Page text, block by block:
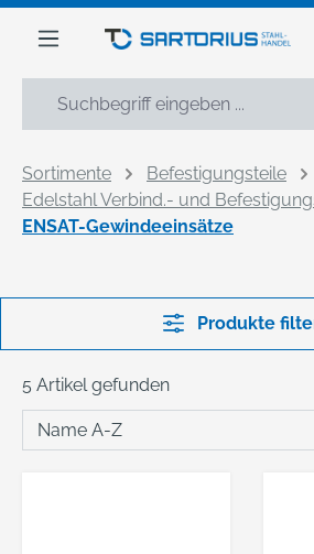
springen
Sortimente
Befestigungsteile
Edelstahl Verbind.- und
ENSAT-Gewindeeinsätze
Produkte
5 Artikel gefunden